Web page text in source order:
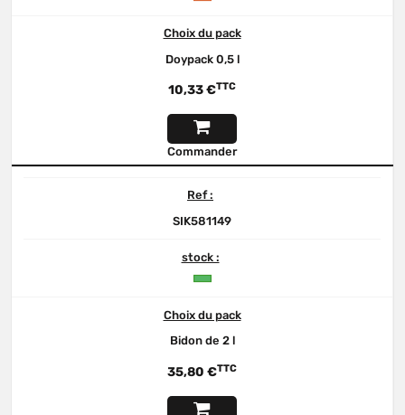
Choix du pack
Doypack 0,5 l
10,33 €TTC
Commander
Ref :
SIK581149
stock :
Choix du pack
Bidon de 2 l
35,80 €TTC